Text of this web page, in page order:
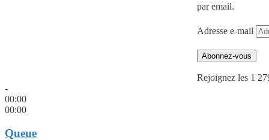
par email.
Adresse e-mail
Abonnez-vous
Rejoignez les 1
-
00:00
00:00
Queue